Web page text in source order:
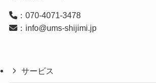
：070-4071-3478
：info@ums-shijimi.jp
サービス